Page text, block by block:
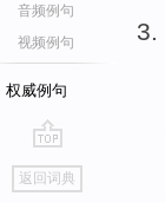
音频例句
视频例句
权威例句
go
top
返回词典